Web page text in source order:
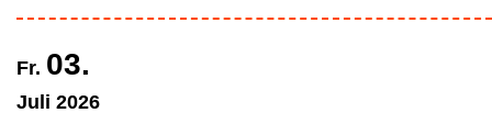
Heidelberg
bewegungsfreundlicher Kleidung kommen
Laura Huber, Jada Cantieni Bitte beachte, dass wir nur über
Fr. 03.
Juli 2026